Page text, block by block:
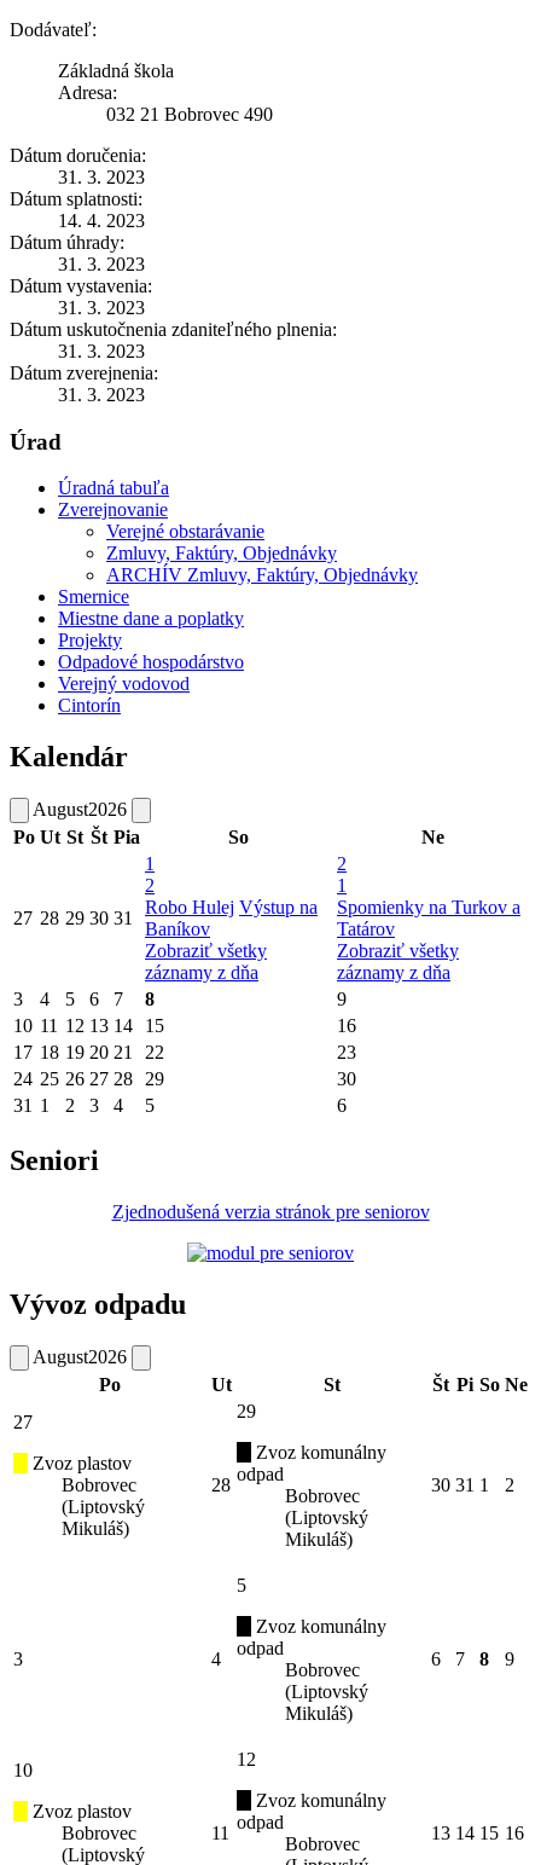
Dodávateľ:
Základná škola
Adresa:
032 21 Bobrovec 490
Dátum doručenia:
31. 3. 2023
Dátum splatnosti:
14. 4. 2023
Dátum úhrady:
31. 3. 2023
Dátum vystavenia:
31. 3. 2023
Dátum uskutočnenia zdaniteľného plnenia:
31. 3. 2023
Dátum zverejnenia:
31. 3. 2023
Úrad
Úradná tabuľa
Zverejnovanie
Verejné obstarávanie
Zmluvy, Faktúry, Objednávky
ARCHÍV Zmluvy, Faktúry, Objednávky
Smernice
Miestne dane a poplatky
Projekty
Odpadové hospodárstvo
Verejný vodovod
Cintorín
Kalendár
August2026
Po Ut St Št Pia So Ne
27 28 29 30 31
1
2
Robo Hulej Výstup na
Baníkov
Zobraziť všetky
záznamy z dňa
2
1
Spomienky na Turkov a
Tatárov
Zobraziť všetky
záznamy z dňa
3
4 5 6 7 8
9
10 11 12 13 14 15
16
17 18 19 20 21 22
23
24 25 26 27 28 29
30
31 1 2 3 4 5 6
Seniori
Zjednodušená verzia stránok pre seniorov
Vývoz odpadu
August2026
Po
Ut St Št Pi So Ne
27
Zvoz plastov
Bobrovec
(Liptovský
Mikuláš)
28
29
Zvoz komunálny
odpad
Bobrovec
(Liptovský
Mikuláš)
30 31 1 2
3 4
5
Zvoz komunálny
odpad
Bobrovec
(Liptovský
Mikuláš)
6 7 8 9
10
Zvoz plastov
Bobrovec
(Liptovský
11
12
Zvoz komunálny
odpad
Bobrovec
13 14 15 16